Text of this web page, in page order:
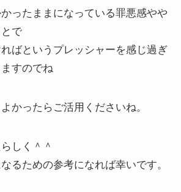
ったままになっている罪悪感やや
で
ばというプレッシャーを感じ過ぎ
すのでね
かったらご活用くださいね。
しく＾＾
るための参考になれば幸いです。